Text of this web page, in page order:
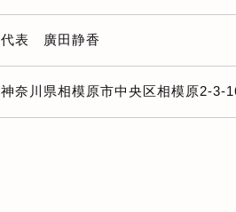
代表 廣田静香
神奈川県相模原市中央区相模原2-3-